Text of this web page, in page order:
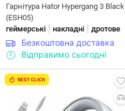
Гарнiтура Hator Hypergang 3 Black
(ESH05)
геймерські
накладні дротове
Безкоштовна доставка
Відправимо сьогодні
BEST CLICK